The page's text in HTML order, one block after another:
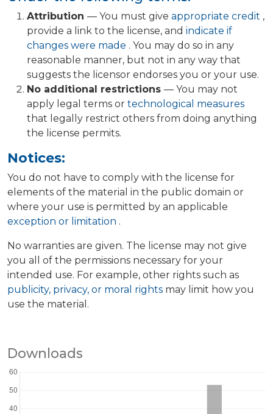
Attribution — You must give appropriate credit ,
provide a link to the license, and indicate if
changes were made . You may do so in any
reasonable manner, but not in any way that
suggests the licensor endorses you or your use.
No additional restrictions — You may not
apply legal terms or technological measures
that legally restrict others from doing anything
the license permits.
Notices:
You do not have to comply with the license for
elements of the material in the public domain or
where your use is permitted by an applicable
exception or limitation .
No warranties are given. The license may not give
you all of the permissions necessary for your
intended use. For example, other rights such as
publicity, privacy, or moral rights may limit how you
use the material.
Downloads